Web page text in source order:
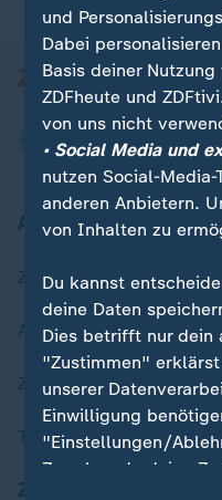
Aktuell bei ZDFheute
Zuletzt veröffentlicht
Aktuelle Sendungs-
ZDFheute Stories
Themen im Überblick
und
Dabei
Basis deiner
ZDFheute und
von uns nicht
• Social Media und
nutzen Social-
anderen Anbietern.
von Inhalten zu
Du kannst
deine Daten
Dies betrifft nur dein
"Zustimmen"
unserer
Einwilligung
"Einstellungen/
Zwecken du deine